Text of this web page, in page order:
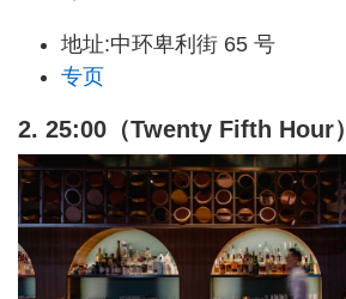
地址:中环卑利街 65 号
专页
2. 25:00（Twenty Fifth Hour）